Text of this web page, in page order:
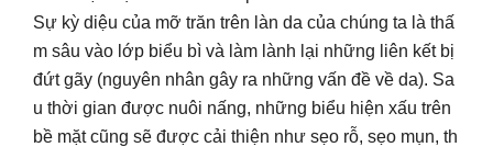
Sự kỳ diệu của mỡ trăn trên làn da của chúng ta là thấ
m sâu vào lớp biểu bì và làm lành lại những liên kết bị
đứt gãy (nguyên nhân gây ra những vấn đề về da). Sa
u thời gian được nuôi nấng, những biểu hiện xấu trên
bề mặt cũng sẽ được cải thiện như sẹo rỗ, sẹo mụn, th